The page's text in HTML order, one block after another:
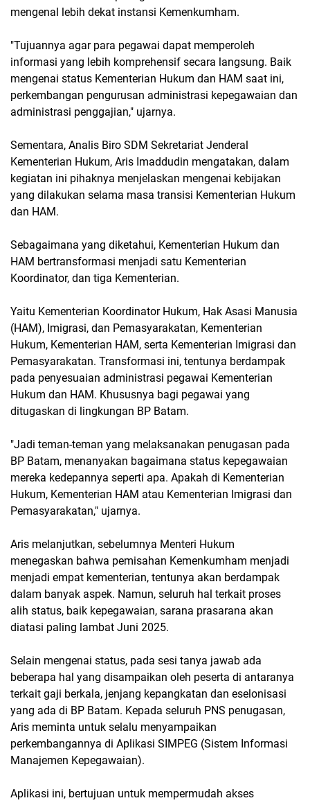
mengenal lebih dekat instansi Kemenkumham.
"Tujuannya agar para pegawai dapat memperoleh
informasi yang lebih komprehensif secara langsung. Baik
mengenai status Kementerian Hukum dan HAM saat ini,
perkembangan pengurusan administrasi kepegawaian dan
administrasi penggajian," ujarnya.
Sementara, Analis Biro SDM Sekretariat Jenderal
Kementerian Hukum, Aris Imaddudin mengatakan, dalam
kegiatan ini pihaknya menjelaskan mengenai kebijakan
yang dilakukan selama masa transisi Kementerian Hukum
dan HAM.
Sebagaimana yang diketahui, Kementerian Hukum dan
HAM bertransformasi menjadi satu Kementerian
Koordinator, dan tiga Kementerian.
Yaitu Kementerian Koordinator Hukum, Hak Asasi Manusia
(HAM), Imigrasi, dan Pemasyarakatan, Kementerian
Hukum, Kementerian HAM, serta Kementerian Imigrasi dan
Pemasyarakatan. Transformasi ini, tentunya berdampak
pada penyesuaian administrasi pegawai Kementerian
Hukum dan HAM. Khususnya bagi pegawai yang
ditugaskan di lingkungan BP Batam.
"Jadi teman-teman yang melaksanakan penugasan pada
BP Batam, menanyakan bagaimana status kepegawaian
mereka kedepannya seperti apa. Apakah di Kementerian
Hukum, Kementerian HAM atau Kementerian Imigrasi dan
Pemasyarakatan," ujarnya.
Aris melanjutkan, sebelumnya Menteri Hukum
menegaskan bahwa pemisahan Kemenkumham menjadi
menjadi empat kementerian, tentunya akan berdampak
dalam banyak aspek. Namun, seluruh hal terkait proses
alih status, baik kepegawaian, sarana prasarana akan
diatasi paling lambat Juni 2025.
Selain mengenai status, pada sesi tanya jawab ada
beberapa hal yang disampaikan oleh peserta di antaranya
terkait gaji berkala, jenjang kepangkatan dan eselonisasi
yang ada di BP Batam. Kepada seluruh PNS penugasan,
Aris meminta untuk selalu menyampaikan
perkembangannya di Aplikasi SIMPEG (Sistem Informasi
Manajemen Kepegawaian).
Aplikasi ini, bertujuan untuk mempermudah akses